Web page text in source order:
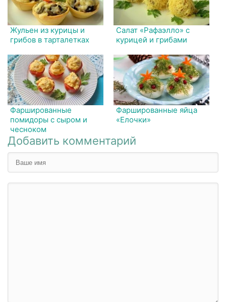
Жульен из курицы и
грибов в тарталетках
Салат «Рафаэлло» с
курицей и грибами
Фаршированные
помидоры с сыром и
чесноком
Фаршированные яйца
«Елочки»
Добавить комментарий